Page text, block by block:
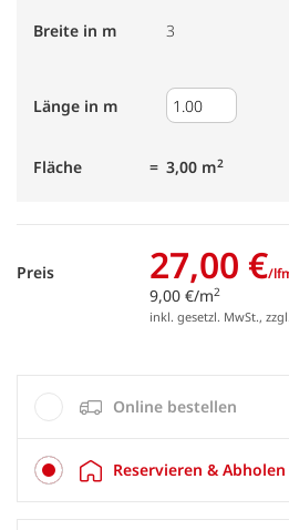
Breite in m 3
Länge in m
Fläche 3,00 m2
Preis
9,00 €/m2
27,00 €/
inkl. gesetzl. MwSt., zzgl.
Online bestellen
Reservieren & Abholen